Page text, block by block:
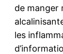
de manger
les